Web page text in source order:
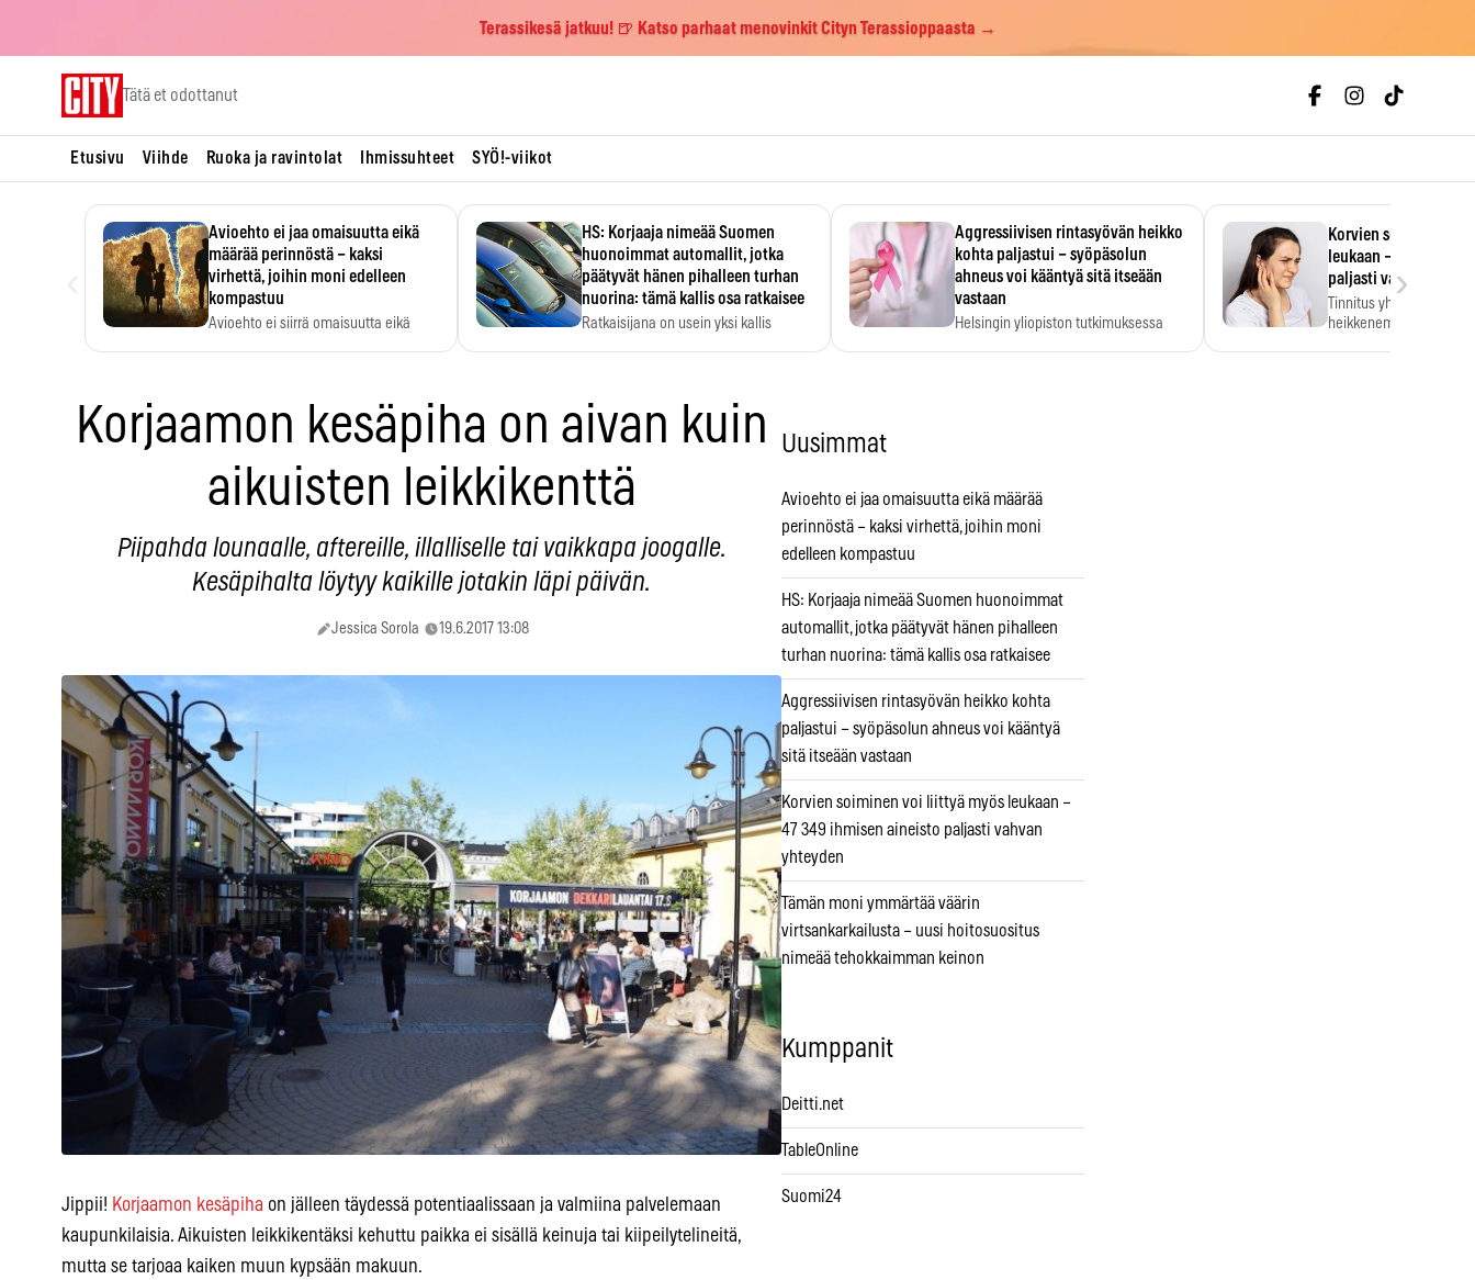
Terassikesä jatkuu! 🍺 Katso parhaat menovinkit Cityn Terassioppaasta →
Tätä et odottanut
Etusivu Viihde Ruoka ja ravintolat Ihmissuhteet SYÖ!-viikot
Avioehto ei jaa omaisuutta eikä
määrää perinnöstä – kaksi
virhettä, joihin moni edelleen
kompastuu
Avioehto ei siirrä omaisuutta eikä
HS: Korjaaja nimeää Suomen
huonoimmat automallit, jotka
päätyvät hänen pihalleen turhan
nuorina: tämä kallis osa ratkaisee
Ratkaisijana on usein yksi kallis
Aggressiivisen rintasyövän heikko
kohta paljastui – syöpäsolun
ahneus voi kääntyä sitä itseään
vastaan
Helsingin yliopiston tutkimuksessa
Korvien soiminen
leukaan – 47 349
paljasti vahvan
Tinnitus yhdistetään
heikkenemiseen.
›
Korjaamon kesäpiha on aivan kuin
aikuisten leikkikenttä
Piipahda lounaalle, aftereille, illalliselle tai vaikkapa joogalle.
Kesäpihalta löytyy kaikille jotakin läpi päivän.
Jessica Sorola 19.6.2017 13:08
Jippii! Korjaamon kesäpiha on jälleen täydessä potentiaalissaan ja valmiina palvelemaan
kaupunkilaisia. Aikuisten leikkikentäksi kehuttu paikka ei sisällä keinuja tai kiipeilytelineitä,
mutta se tarjoaa kaiken muun kypsään makuun.
Uusimmat
Avioehto ei jaa omaisuutta eikä määrää
perinnöstä – kaksi virhettä, joihin moni
edelleen kompastuu
HS: Korjaaja nimeää Suomen huonoimmat
automallit, jotka päätyvät hänen pihalleen
turhan nuorina: tämä kallis osa ratkaisee
Aggressiivisen rintasyövän heikko kohta
paljastui – syöpäsolun ahneus voi kääntyä
sitä itseään vastaan
Korvien soiminen voi liittyä myös leukaan –
47 349 ihmisen aineisto paljasti vahvan
yhteyden
Tämän moni ymmärtää väärin
virtsankarkailusta – uusi hoitosuositus
nimeää tehokkaimman keinon
Kumppanit
Deitti.net
TableOnline
Suomi24